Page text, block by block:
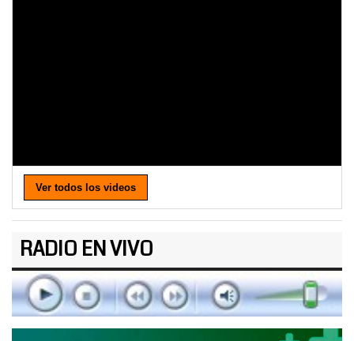
Ver todos los videos
RADIO EN VIVO